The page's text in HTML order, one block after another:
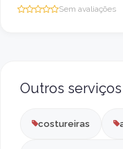
Sem avaliações
Outros serviços
costureiras